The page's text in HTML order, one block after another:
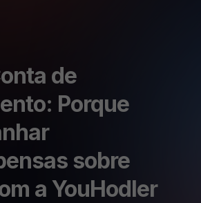
de
Porque
sobre
a YouHodler